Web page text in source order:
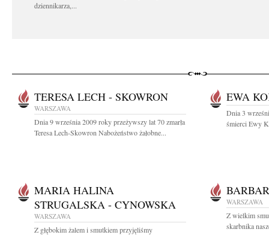
dziennikarza,...
TERESA LECH - SKOWRON
WARSZAWA
Dnia 9 września 2009 roky przeżywszy lat 70 zmarła
Teresa Lech-Skowron Nabożeństwo żałobne...
EWA
Dnia 3
śmierci Ewy
MARIA HALINA
STRUGALSKA - CYNOWSKA
WARSZAWA
Z głębokim żalem i smutkiem przyjęliśmy
WARSZAWA
Z wielkim
skarbnika